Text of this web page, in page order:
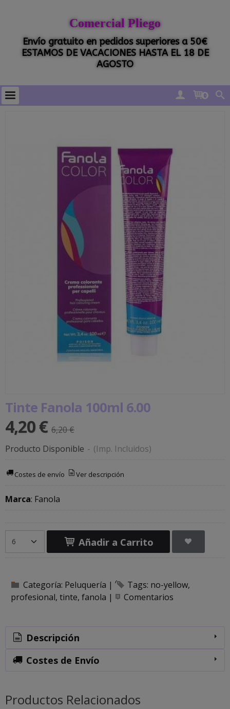
Comercial Pliego
Envío gratuito en pedidos superiores a 50€
ESTAMOS DE VACACIONES HASTA EL 18 DE
AGOSTO
0
Tinte Fanola 100ml 6.00
4,20 € 6,20 €
Producto Disponible - (Imp. Incluidos)
Costes de envío Ver descripción
Marca: Fanola
Añadir a Carrito
Categoría: Peluquería | Tags: no-yellow
profesional tinte fanola | Comentarios
Descripción
Costes de Envío
Productos Relacionados